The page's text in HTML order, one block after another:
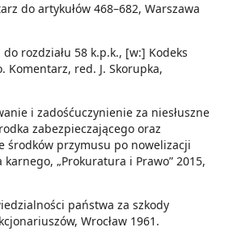
do artykułów 468–682, Warszawa
rozdziału 58 k.p.k., [w:] Kodeks
Komentarz, red. J. Skorupka,
i zadośćuczynienie za niesłuszne
zabezpieczającego oraz
środków przymusu po nowelizacji
„Prokuratura i Prawo” 2015,
państwa za szkody
Wrocław 1961.